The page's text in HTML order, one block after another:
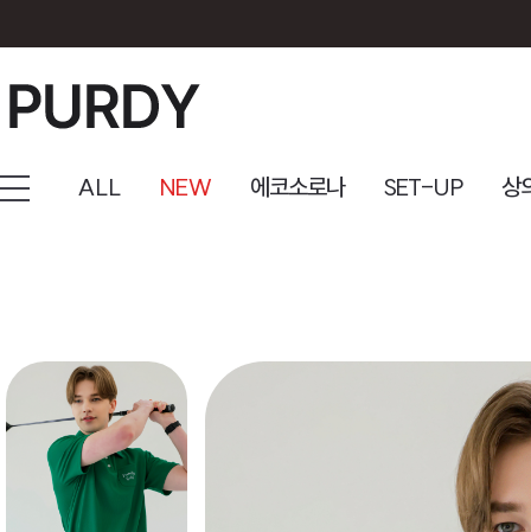
ALL NEW 에코소로나 SET-UP 상